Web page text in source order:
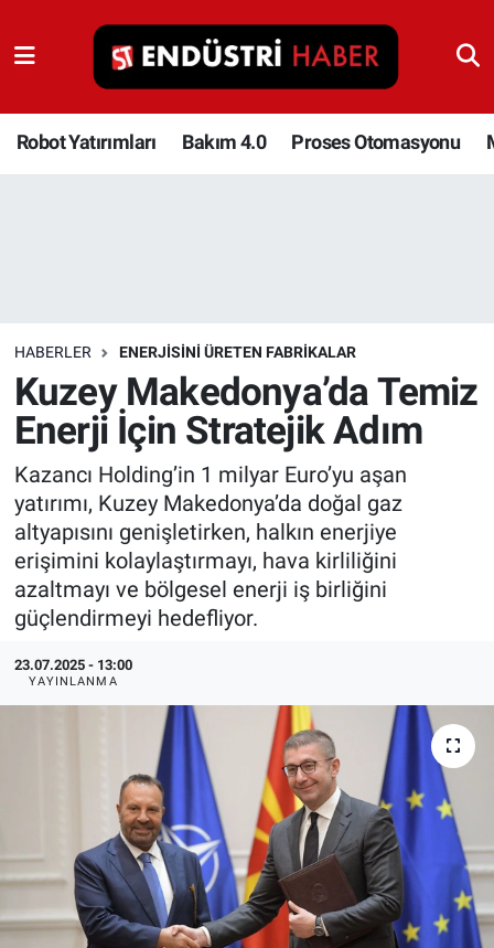
Robot Yatırımları Bakım 4.0 Proses Otomasyonu
HABERLER ENERJISINI ÜRETEN FABRIKALAR
Kuzey Makedonya’da Temiz
Enerji İçin Stratejik Adım
Kazancı Holding’in 1 milyar Euro’yu aşan
yatırımı, Kuzey Makedonya’da doğal gaz
altyapısını genişletirken, halkın enerjiye
erişimini kolaylaştırmayı, hava kirliliğini
azaltmayı ve bölgesel enerji iş birliğini
güçlendirmeyi hedefliyor.
23.07.2025 - 13:00
YAYINLANMA
Robot Yatırımları
Bakım 4.0
Depolama Çözümleri
İnşaat ve Malzeme
HaberOrtak
EndüstriST
Enerjisini Üreten Fabrikalar
Ağır Sanayi Çözümleri